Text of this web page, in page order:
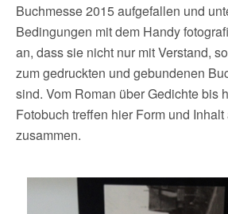
Buchmesse 2015 aufgefallen und
Bedingungen mit dem Handy
an, dass sie nicht nur mit Verstand,
zum gedruckten und gebundenen
sind. Vom Roman über Gedichte bis
Fotobuch treffen hier Form und
zusammen.